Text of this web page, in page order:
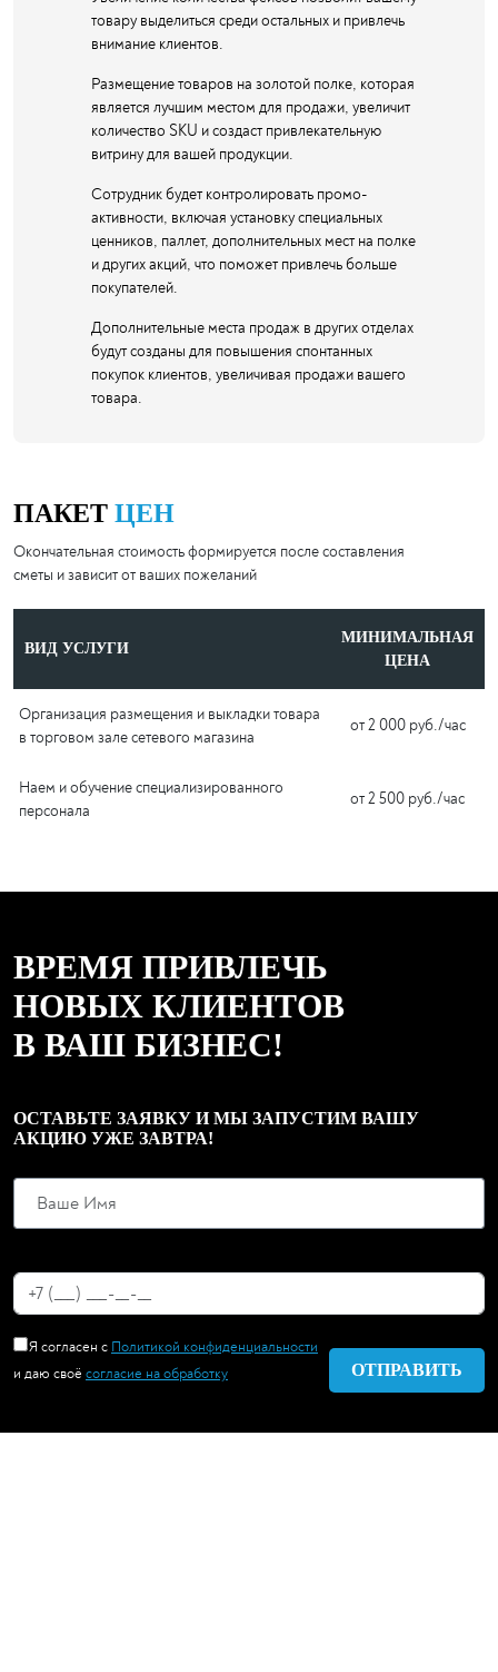
товару выделиться среди остальных и привлечь
внимание клиентов.
Размещение товаров на золотой полке, которая
является лучшим местом для продажи, увеличит
количество SKU и создаст привлекательную
витрину для вашей продукции.
Сотрудник будет контролировать промо-
активности, включая установку специальных
ценников, паллет, дополнительных мест на полке
и других акций, что поможет привлечь больше
покупателей.
Дополнительные места продаж в других отделах
будут созданы для повышения спонтанных
покупок клиентов, увеличивая продажи вашего
товара.
ПАКЕТ ЦЕН
Окончательная стоимость формируется после составления
сметы и зависит от ваших пожеланий
ВИД УСЛУГИ
МИНИМАЛЬНАЯ
ЦЕНА
Организация размещения и выкладки товара
в торговом зале сетевого магазина
от 2 000 руб./час
Наем и обучение специализированного
персонала
от 2 500 руб./час
ВРЕМЯ ПРИВЛЕЧЬ
НОВЫХ КЛИЕНТОВ
В ВАШ БИЗНЕС!
ОСТАВЬТЕ ЗАЯВКУ И МЫ ЗАПУСТИМ ВАШУ
АКЦИЮ УЖЕ ЗАВТРА!
Я согласен с Политикой конфиденциальности
и даю своё согласие на обработку